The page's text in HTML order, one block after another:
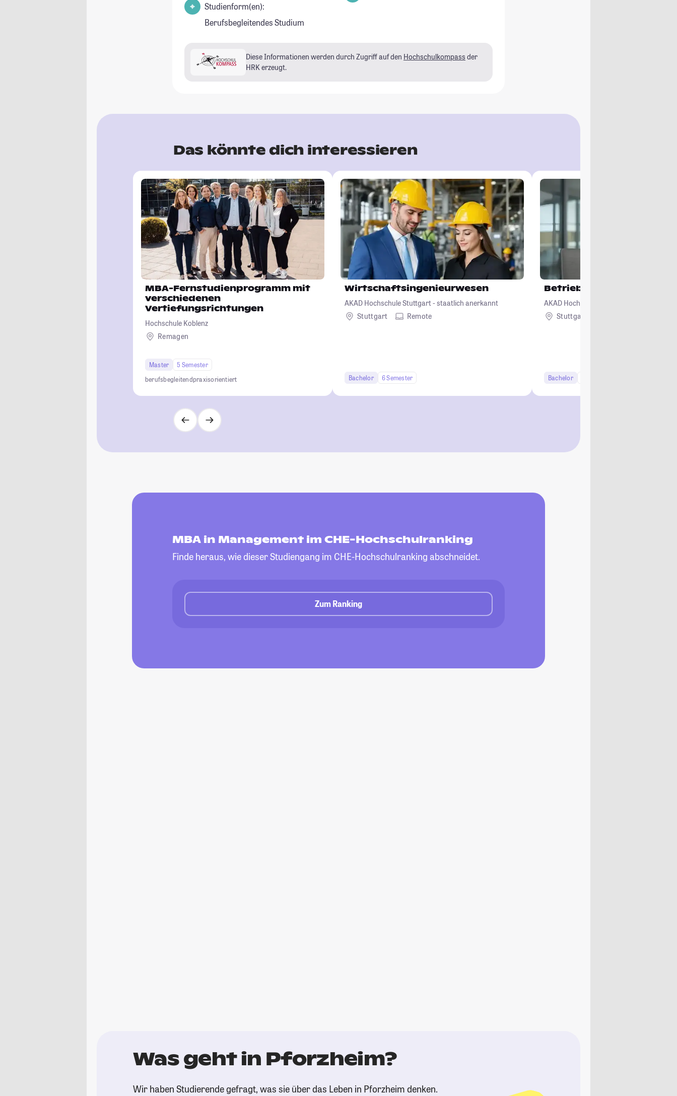
Studienform(en):
Berufsbegleitendes Studium
Diese Informationen werden durch Zugriff auf den Hochschulkompass der
HRK erzeugt.
Das könnte dich interessieren
MBA-Fernstudienprogramm mit
verschiedenen
Vertiefungsrichtungen
Hochschule Koblenz
Remagen
Master
5 Semester
berufsbegleitendpraxisorientiert
Wirtschaftsingenieurwesen
AKAD Hochschule Stuttgart - staatlich anerkannt
Stuttgart
Remote
Bachelor 6 Semester
Betriebswirtschaftslehre
AKAD Hochschule Stuttgart - staatlich
Stuttgart
Bachelor
MBA in Management im CHE-Hochschulranking
Finde heraus, wie dieser Studiengang im CHE-Hochschulranking abschneidet.
Zum Ranking
Was geht in Pforzheim?
Wir haben Studierende gefragt, was sie über das Leben in Pforzheim denken.